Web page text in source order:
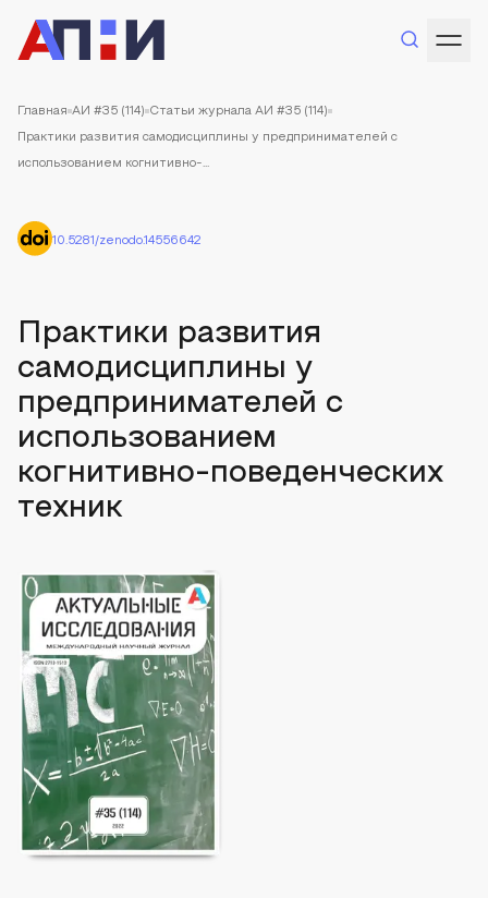
Главная АИ #35 (114) Статьи журнала АИ #35 (114)
Практики развития самодисциплины у предпринимателей с
использованием когнитивно-...
10.5281/zenodo.14556642
Практики развития
самодисциплины у
предпринимателей с
использованием
когнитивно-поведенческих
техник